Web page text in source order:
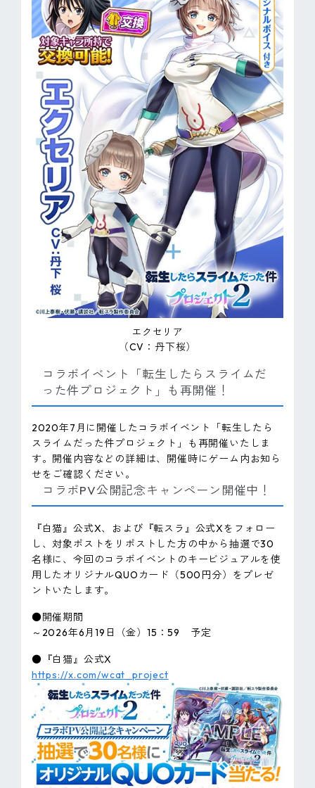
エクセリア
（CV：丹下桜）
コラボイベント「転生したらスライムだ
った件プロジェクト」も再開催！
2020年7月に開催したコラボイベント「転生したら
スライムだった件プロジェクト」も再開催いたしま
す。開催内容などの詳細は、開催時にゲーム内お知ら
せをご確認ください。
コラボPV公開記念キャンペーン開催中！
『白猫』公式X、および『転スラ』公式Xをフォロー
し、対象ポストをリポストした方の中から抽選で30
名様に、今回のコラボイベントのキービジュアルを使
用したオリジナルQUOカード（500円分）をプレゼ
ントいたします。
●開催期間
～2026年6月19日（金）15：59 予定
●『白猫』公式X
https://x.com/wcat_project